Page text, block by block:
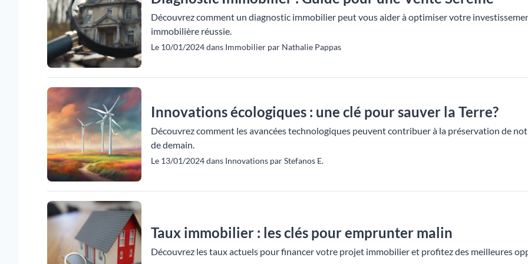
Découvrez comment un diagnostic immobilier peut vous aider à optimiser votre
immobilière réussie.
Le 10/01/2024 dans Immobilier par Nathalie Pappas
Innovations écologiques : une clé pour sauver la Terre?
Découvrez comment les avancées technologiques peuvent contribuer à la préservation de
de demain.
Le 13/01/2024 dans Innovations par Stefanos E.
Taux immobilier : les clés pour emprunter malin
Découvrez les taux actuels pour financer votre projet immobilier et profitez des meilleures